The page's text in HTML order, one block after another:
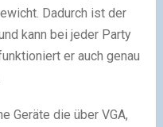
Dadurch ist der
kann bei jeder Party
er auch genau
Geräte die über VGA,